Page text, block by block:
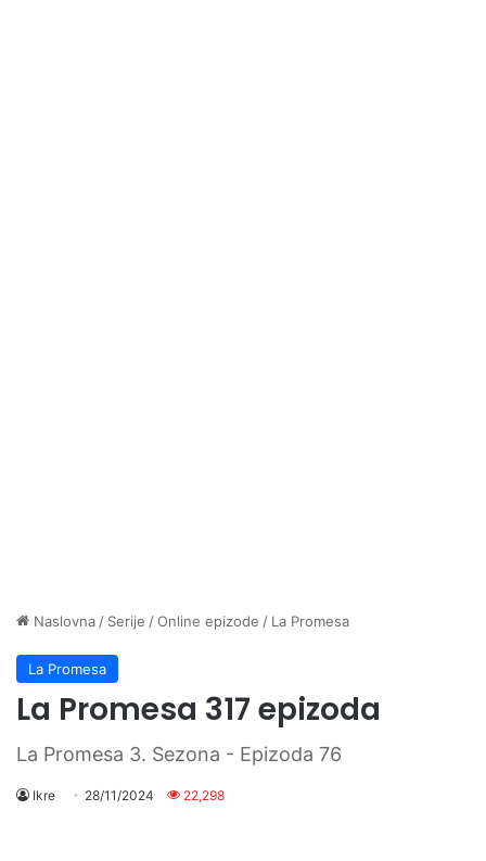
Naslovna / Serije /Online epizode / La Promesa
La Promesa
La Promesa 317 epizoda
La Promesa 3. Sezona - Epizoda 76
Ikre 28/11/2024 22,298